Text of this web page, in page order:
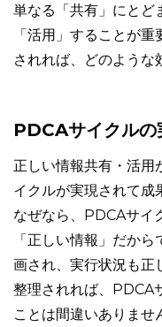
単なる「共有」にとど
「活用」することが
されれば、どのような
PDCAサイクルの
正しい情報共有・活
イクルが実現されて成
なぜなら、PDCAサイ
「正しい情報」だか
画され、実行状況も正
整理されれば、PDCA
ことは間違いありませ